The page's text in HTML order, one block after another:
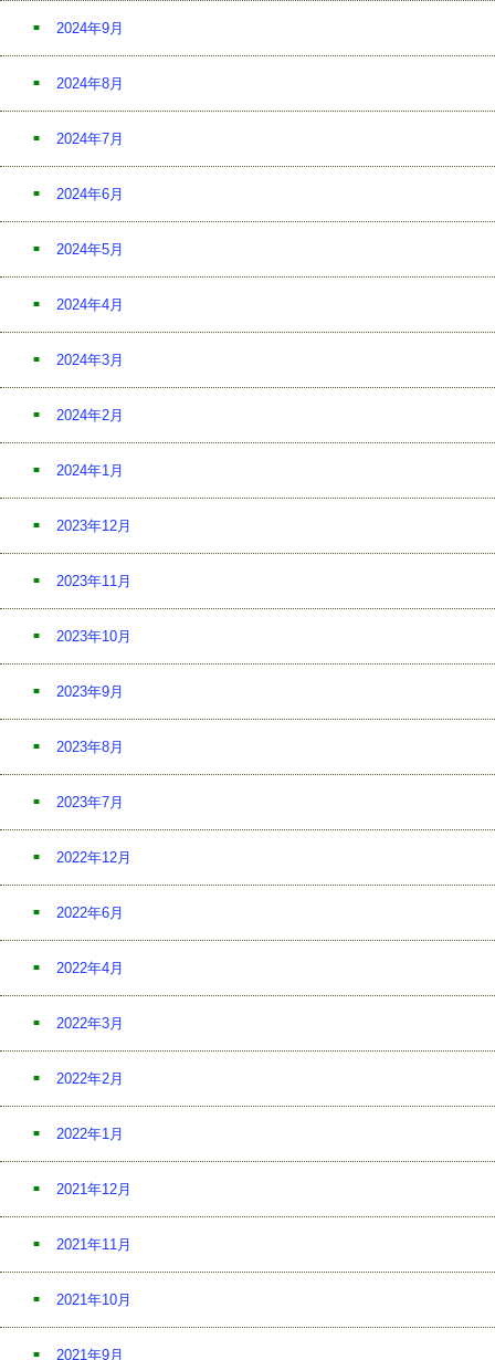
2024年9月
2024年8月
2024年7月
2024年6月
2024年5月
2024年4月
2024年3月
2024年2月
2024年1月
2023年12月
2023年11月
2023年10月
2023年9月
2023年8月
2023年7月
2022年12月
2022年6月
2022年4月
2022年3月
2022年2月
2022年1月
2021年12月
2021年11月
2021年10月
2021年9月